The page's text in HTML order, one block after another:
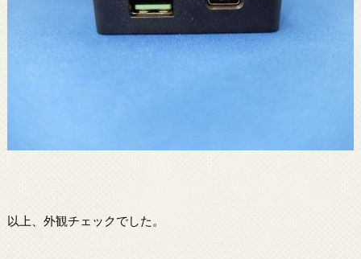
以上、外観チェックでした。